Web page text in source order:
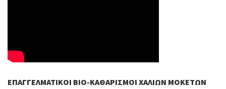
ΕΠΑΓΓΕΛΜΑΤΙΚΟΊ ΒIO-ΚΑΘΑΡΙΣΜΟΊ ΧΑΛΙΏΝ ΜΟΚΕΤΏΝ